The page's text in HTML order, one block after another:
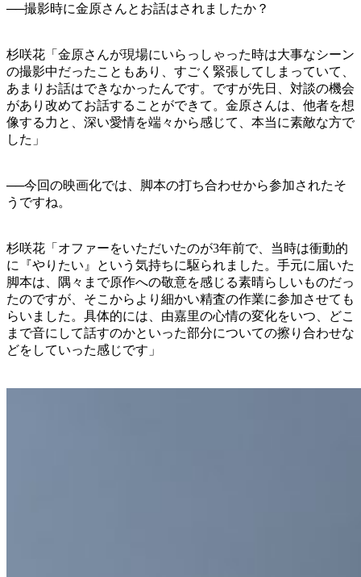
──撮影時に金原さんとお話はされましたか？
杉咲花「金原さんが現場にいらっしゃった時は大事なシーン
の撮影中だったこともあり、すごく緊張してしまっていて、
あまりお話はできなかったんです。ですが先日、対談の機会
があり改めてお話することができて。金原さんは、他者を想
像する力と、深い愛情を端々から感じて、本当に素敵な方で
した」
──今回の映画化では、脚本の打ち合わせから参加されたそ
うですね。
杉咲花「オファーをいただいたのが3年前で、当時は衝動的
に『やりたい』という気持ちに駆られました。手元に届いた
脚本は、隅々まで原作への敬意を感じる素晴らしいものだっ
たのですが、そこからより細かい精査の作業に参加させても
らいました。具体的には、由嘉里の心情の変化をいつ、どこ
まで音にして話すのかといった部分についての擦り合わせな
どをしていった感じです」